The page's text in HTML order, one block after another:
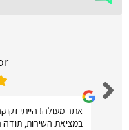
אתר מעולה! הייתי
במציאת השירות,